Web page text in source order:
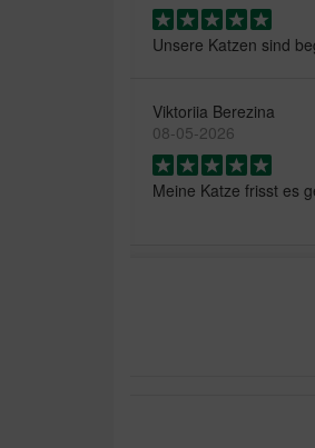
Unsere Katzen sind
Viktoriia Berezina
08-05-2026
Meine Katze frisst es